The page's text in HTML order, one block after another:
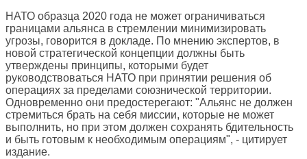
НАТО образца 2020 года не может ограничиваться
границами альянса в стремлении минимизировать
угрозы, говорится в докладе. По мнению экспертов, в
новой стратегической концепции должны быть
утверждены принципы, которыми будет
руководствоваться НАТО при принятии решения об
операциях за пределами союзнической территории.
Одновременно они предостерегают: "Альянс не должен
стремиться брать на себя миссии, которые не может
выполнить, но при этом должен сохранять бдительность
и быть готовым к необходимым операциям", - цитирует
издание.